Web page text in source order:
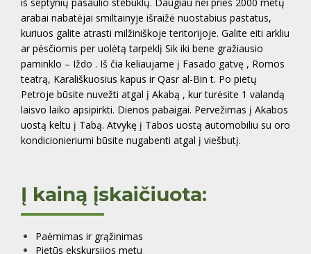
arabai nabatėjai smiltainyje išraižė nuostabius pastatus,
kuriuos galite atrasti milžiniškoje teritorijoje. Galite eiti arkliu
ar pėsčiomis per uolėtą tarpeklį Sik iki bene gražiausio
paminklo – Iždo . Iš čia keliaujame į Fasado gatvę , Romos
teatrą, Karališkuosius kapus ir Qasr al-Bin t. Po pietų
Petroje būsite nuvežti atgal į Akabą , kur turėsite 1 valandą
laisvo laiko apsipirkti. Dienos pabaigai. Pervežimas į Akabos
uostą keltu į Tabą. Atvykę į Tabos uostą automobiliu su oro
kondicionieriumi būsite nugabenti atgal į viešbutį.
Į kainą įskaičiuota:
Paėmimas ir grąžinimas
Pietūs ekskursijos metu